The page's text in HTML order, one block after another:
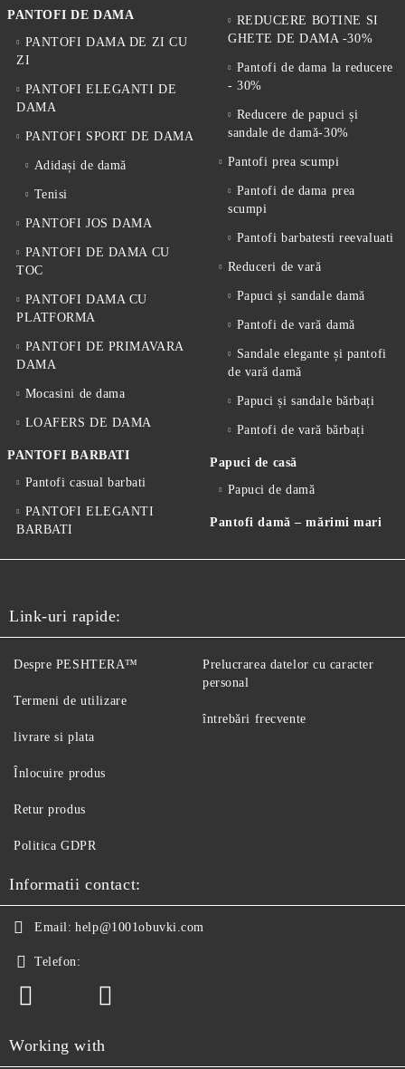
PANTOFI DE DAMA
PANTOFI DAMA DE ZI CU
ZI
PANTOFI ELEGANTI DE
DAMA
PANTOFI SPORT DE DAMA
Adidași de damă
Tenisi
PANTOFI JOS DAMA
PANTOFI DE DAMA CU
TOC
PANTOFI DAMA CU
PLATFORMA
PANTOFI DE PRIMAVARA
DAMA
Mocasini de dama
LOAFERS DE DAMA
PANTOFI BARBATI
Pantofi casual barbati
PANTOFI ELEGANTI
BARBATI
REDUCERE BOTINE SI
GHETE DE DAMA -30%
Pantofi de dama la reducere
- 30%
Reducere de papuci și
sandale de damă-30%
Pantofi prea scumpi
Pantofi de dama prea
scumpi
Pantofi barbatesti reevaluati
Reduceri de vară
Papuci și sandale damă
Pantofi de vară damă
Sandale elegante și pantofi
de vară damă
Papuci și sandale bărbați
Pantofi de vară bărbați
Papuci de casă
Papuci de damă
Pantofi damă – mărimi mari
Link-uri rapide:
Despre PESHTERA™
Termeni de utilizare
livrare si plata
Înlocuire produs
Retur produs
Politica GDPR
Prelucrarea datelor cu caracter
personal
întrebări frecvente
Informatii contact:
Email: help@1001obuvki.com
Telefon:
Working with